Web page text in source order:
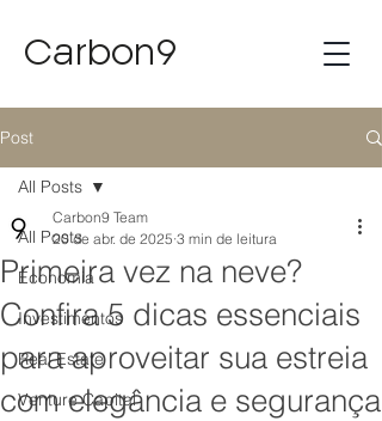
Carbon9
Post
All Posts
Economia
Investimentos
Real Estate
Venture Capital
All Posts
Primeira vez na neve?
Confira 5 dicas essenciais
para aproveitar sua estreia
com elegância e segurança
Carbon9 Team
20 de abr. de 2025 3 min de leitura